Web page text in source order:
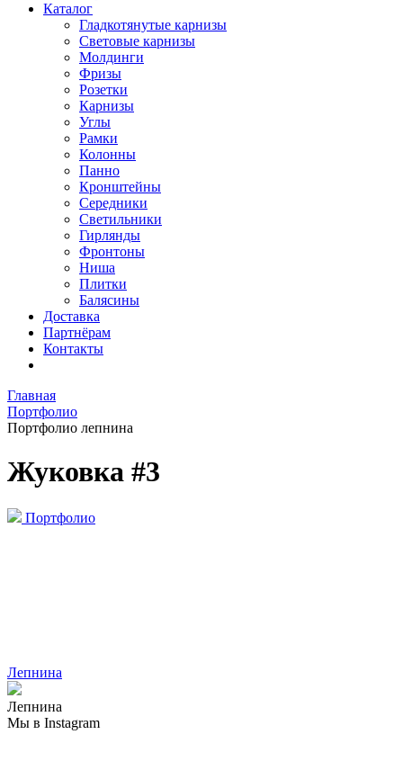
Каталог
Гладкотянутые карнизы
Световые карнизы
Молдинги
Фризы
Розетки
Карнизы
Углы
Рамки
Колонны
Панно
Кронштейны
Середники
Светильники
Гирлянды
Фронтоны
Ниша
Плитки
Балясины
Доставка
Партнёрам
Контакты
Главная
Портфолио
Портфолио лепнина
Жуковка #3
Портфолио
Лепнина
Лепнина
Мы в Instagram